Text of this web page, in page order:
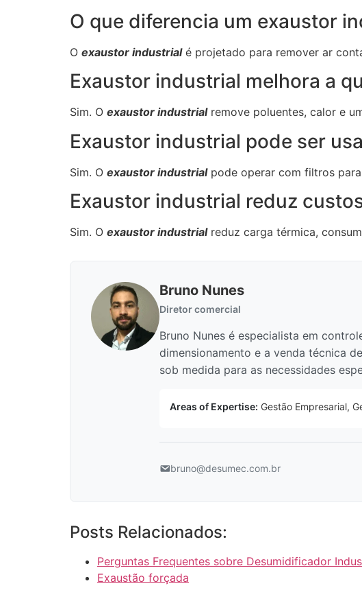
O que diferencia um exaustor
O exaustor industrialé projetado para remover ar
Exaustor industrial melhora a
Sim. O exaustor industrialremove poluentes, calor e
Exaustor industrial pode ser
Sim. O exaustor industrialpode operar com filtros
Exaustor industrial reduz
Sim. O exaustor industrialreduz carga térmica,
Bruno Nunes
Diretor comercial
Bruno Nunes é especialista em
dimensionamento e a venda técnica
sob medida para as necessidades
Areas of Expertise: Gestão Empresarial,
bruno@desumec.com.br
Posts Relacionados:
Perguntas Frequentes sobre Desumidificador
Exaustão forçada